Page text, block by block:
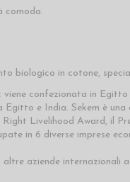
comoda.
biologico in cotone,
viene confezionata in Egitto
e India. Sekem è
Livelihood Award, il
in 6 diverse imprese
aziende